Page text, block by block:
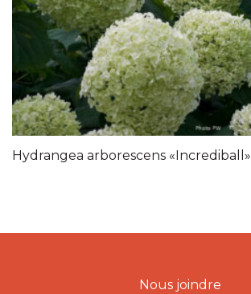
Hydrangea arborescens «Incrediball»
Nous joindre